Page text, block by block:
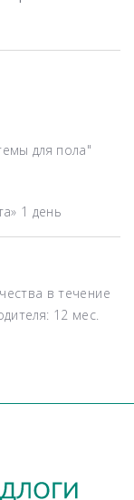
для пола"
1 день
в течение
12 мес.